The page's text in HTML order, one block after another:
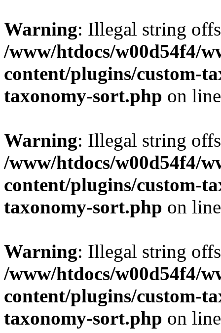
Warning: Illegal string
/www/htdocs/w00d54f4/
content/plugins/custom-
taxonomy-sort.php on
Warning: Illegal string
/www/htdocs/w00d54f4/
content/plugins/custom-
taxonomy-sort.php on
Warning: Illegal string
/www/htdocs/w00d54f4/
content/plugins/custom-
taxonomy-sort.php on